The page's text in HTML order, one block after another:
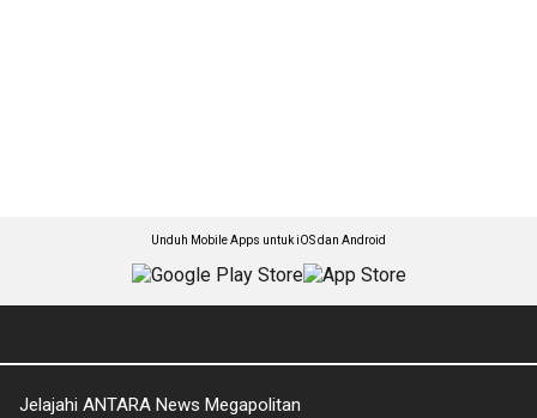
Unduh Mobile Apps untuk iOS dan Android
Jelajahi ANTARA News Megapolitan